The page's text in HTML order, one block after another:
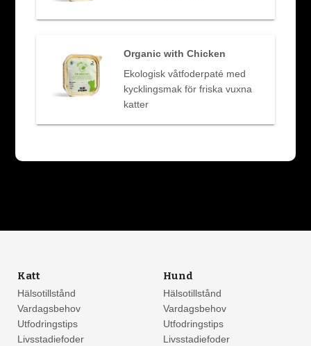
Organic with Chicken
Ekologisk våtfoderpaté med
kycklingsmak för friska vuxna
katter
Katt
Hälsotillstånd
Vardagsbehov
Utfodringstips
Livsstadiefoder
Hund
Hälsotillstånd
Vardagsbehov
Utfodringstips
Livsstadiefoder